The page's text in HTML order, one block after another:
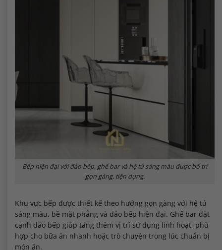
Bếp hiện đại với đảo bếp, ghế bar và hệ tủ sáng màu được bố trí
gọn gàng, tiện dụng.
Khu vực bếp được thiết kế theo hướng gọn gàng với hệ tủ
sáng màu, bề mặt phẳng và đảo bếp hiện đại. Ghế bar đặt
cạnh đảo bếp giúp tăng thêm vị trí sử dụng linh hoạt, phù
hợp cho bữa ăn nhanh hoặc trò chuyện trong lúc chuẩn bị
món ăn.